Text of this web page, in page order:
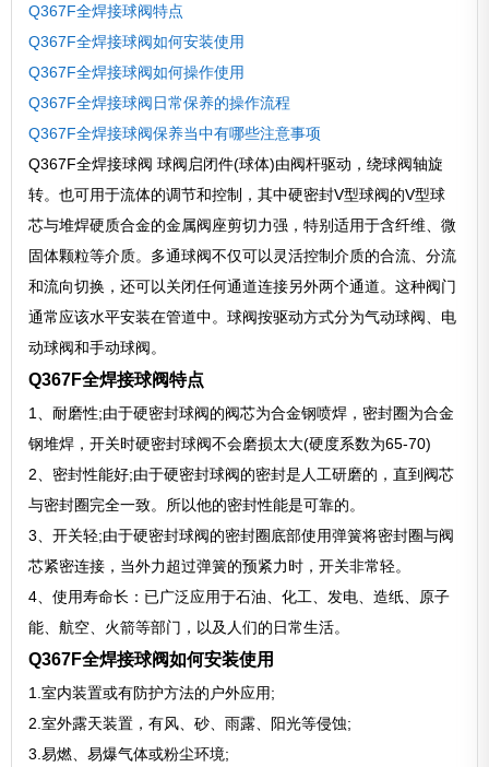
Q367F全焊接球阀特点
Q367F全焊接球阀如何安装使用
Q367F全焊接球阀如何操作使用
Q367F全焊接球阀日常保养的操作流程
Q367F全焊接球阀保养当中有哪些注意事项
Q367F全焊接球阀 球阀启闭件(球体)由阀杆驱动，绕球阀轴旋
转。也可用于流体的调节和控制，其中硬密封V型球阀的V型球
芯与堆焊硬质合金的金属阀座剪切力强，特别适用于含纤维、微
固体颗粒等介质。多通球阀不仅可以灵活控制介质的合流、分流
和流向切换，还可以关闭任何通道连接另外两个通道。这种阀门
通常应该水平安装在管道中。球阀按驱动方式分为气动球阀、电
动球阀和手动球阀。
Q367F全焊接球阀特点
1、耐磨性;由于硬密封球阀的阀芯为合金钢喷焊，密封圈为合金
钢堆焊，开关时硬密封球阀不会磨损太大(硬度系数为65-70)
2、密封性能好;由于硬密封球阀的密封是人工研磨的，直到阀芯
与密封圈完全一致。所以他的密封性能是可靠的。
3、开关轻;由于硬密封球阀的密封圈底部使用弹簧将密封圈与阀
芯紧密连接，当外力超过弹簧的预紧力时，开关非常轻。
4、使用寿命长：已广泛应用于石油、化工、发电、造纸、原子
能、航空、火箭等部门，以及人们的日常生活。
Q367F全焊接球阀如何安装使用
1.室内装置或有防护方法的户外应用;
2.室外露天装置，有风、砂、雨露、阳光等侵蚀;
3.易燃、易爆气体或粉尘环境;